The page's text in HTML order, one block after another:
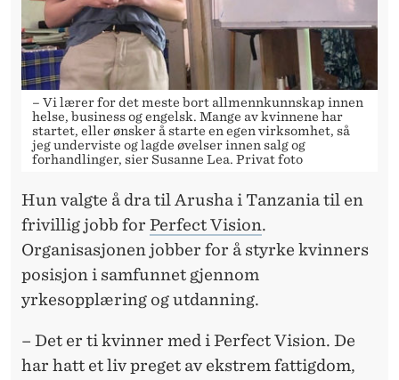
– Vi lærer for det meste bort allmennkunnskap innen
helse, business og engelsk. Mange av kvinnene har
startet, eller ønsker å starte en egen virksomhet, så
jeg underviste og lagde øvelser innen salg og
forhandlinger, sier Susanne Lea. Privat foto
Hun valgte å dra til Arusha i Tanzania til en
frivillig jobb for Perfect Vision.
Organisasjonen jobber for å styrke kvinners
posisjon i samfunnet gjennom
yrkesopplæring og utdanning.
– Det er ti kvinner med i Perfect Vision. De
har hatt et liv preget av ekstrem fattigdom,